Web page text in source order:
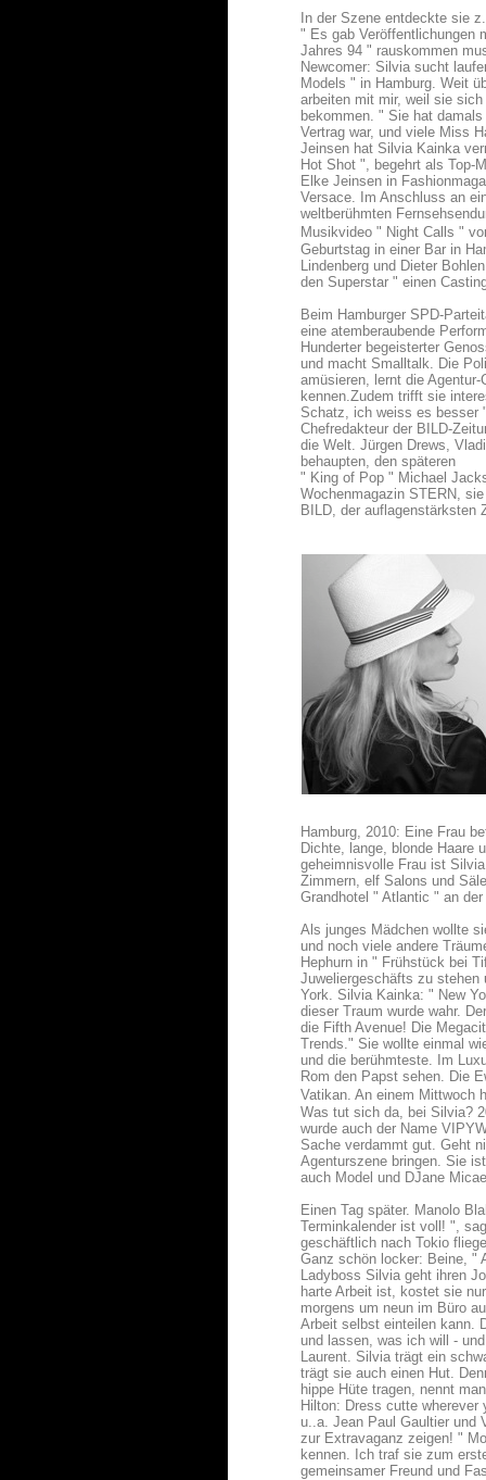
In der Szene entdeckte sie
" Es gab Veröffentlichungen
Jahres 94 " rauskommen
Newcomer: Silvia sucht
Models " in Hamburg. Weit
arbeiten mit mir, weil sie
bekommen. " Sie hat
Vertrag war, und viele Miss
Jeinsen hat Silvia Kainka
Hot Shot ", begehrt als Top-
Elke Jeinsen in
Versace. Im Anschluss an
weltberühmten
Musikvideo " Night Calls "
Geburtstag in einer Bar in
Lindenberg und Dieter
den Superstar " einen
Beim Hamburger SPD-
eine atemberaubende
Hunderter begeisterter
und macht Smalltalk. Die
amüsieren, lernt die
kennen.Zudem trifft sie
Schatz, ich weiss es besser
Chefredakteur der BILD-
die Welt. Jürgen Drews,
behaupten, den späteren
" King of Pop " Michael
Wochenmagazin STERN,
BILD, der auflagenstärksten
Hamburg, 2010: Eine Frau
Dichte, lange, blonde Haare
geheimnisvolle Frau ist
Zimmern, elf Salons und
Grandhotel " Atlantic " an
Als junges Mädchen wollte
und noch viele andere
Hephurn in " Frühstück bei
Juweliergeschäfts zu stehen
York. Silvia Kainka: " New
dieser Traum wurde wahr.
die Fifth Avenue! Die
Trends." Sie wollte einmal
und die berühmteste. Im
Rom den Papst sehen. Die
Vatikan. An einem Mittwoch
Was tut sich da, bei Silvia?
wurde auch der Name
Sache verdammt gut. Geht
Agenturszene bringen. Sie
auch Model und DJane
Einen Tag später. Manolo
Terminkalender ist voll! ",
geschäftlich nach Tokio
Ganz schön locker: Beine, "
Ladyboss Silvia geht ihren
harte Arbeit ist, kostet sie
morgens um neun im Büro
Arbeit selbst einteilen kann.
und lassen, was ich will -
Laurent. Silvia trägt ein
trägt sie auch einen Hut.
hippe Hüte tragen, nennt
Hilton: Dress cutte
u..a. Jean Paul Gaultier und
zur Extravaganz zeigen! "
kennen. Ich traf sie zum
gemeinsamer Freund und